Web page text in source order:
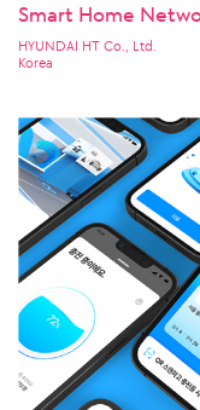
Smart Home
HYUNDAI HT Co., Ltd.
Korea